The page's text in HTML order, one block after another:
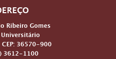
Ribeiro Gomes
36570-900
3612-1100